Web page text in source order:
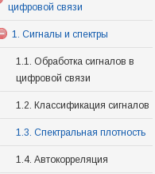
цифровой связи
1. Сигналы и спектры
1.1. Обработка сигналов в
цифровой связи
1.2. Классификация сигналов
1.3. Спектральная плотность
1.4. Автокорреляция